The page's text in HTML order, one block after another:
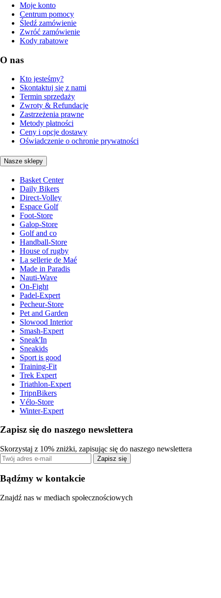
Moje konto
Centrum pomocy
Śledź zamówienie
Zwróć zamówienie
Kody rabatowe
O nas
Kto jesteśmy?
Skontaktuj się z nami
Termin sprzedaży
Zwroty & Refundacje
Zastrzeżenia prawne
Metody płatności
Ceny i opcje dostawy
Oświadczenie o ochronie prywatności
Nasze sklepy
Basket Center
Daily Bikers
Direct-Volley
Espace Golf
Foot-Store
Galop-Store
Golf and co
Handball-Store
House of rugby
La sellerie de Maé
Made in Paradis
Nauti-Wave
On-Fight
Padel-Expert
Pecheur-Store
Pet and Garden
Slowood Interior
Smash-Expert
Sneak'In
Sneakids
Sport is good
Training-Fit
Trek Expert
Triathlon-Expert
TripnBikers
Vélo-Store
Winter-Expert
Zapisz się do naszego newslettera
Skorzystaj z 10% zniżki, zapisując się do naszego newslettera
Zapisz się
Bądźmy w kontakcie
Znajdź nas w mediach społecznościowych